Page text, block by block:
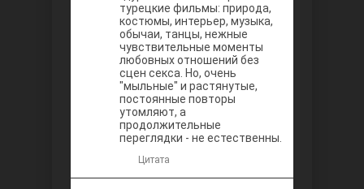
турецкие фильмы: природа,
костюмы, интерьер, музыка,
обычаи, танцы, нежные
чувствительные моменты
любовных отношений без
сцен секса. Но, очень
"мыльные" и растянутые,
постоянные повторы
утомляют, а
продолжительные
переглядки - не естественны.
Цитата